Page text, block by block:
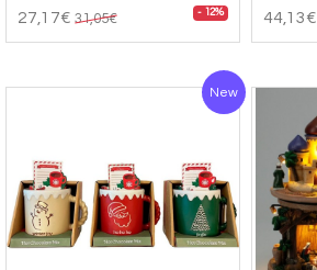
27,17€ 31,05€ - 12% 44,13€
New